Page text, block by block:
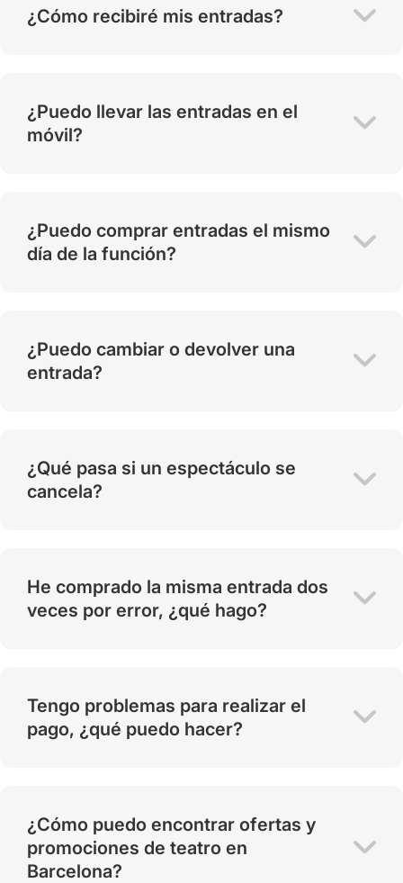
¿Cómo recibiré mis entradas?
¿Puedo llevar las entradas en el
móvil?
¿Puedo comprar entradas el mismo
día de la función?
¿Puedo cambiar o devolver una
entrada?
¿Qué pasa si un espectáculo se
cancela?
He comprado la misma entrada dos
veces por error, ¿qué hago?
Tengo problemas para realizar el
pago, ¿qué puedo hacer?
¿Cómo puedo encontrar ofertas y
promociones de teatro en
Barcelona?